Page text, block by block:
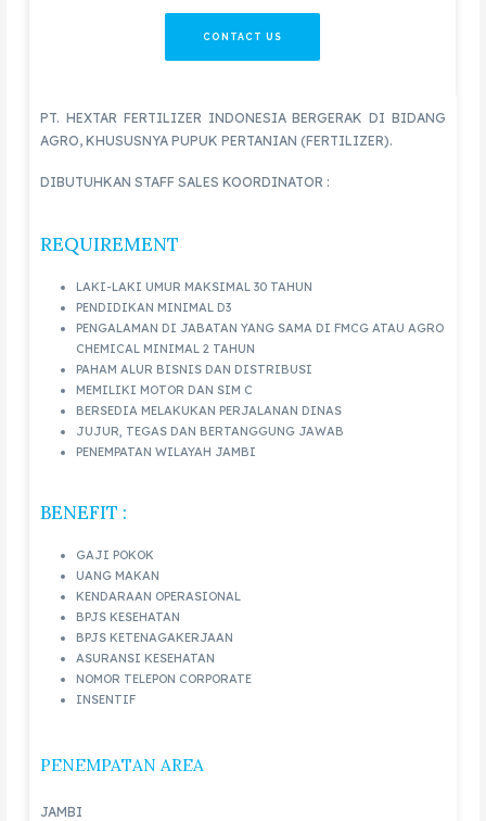
CONTACT US
PT. HEXTAR FERTILIZER INDONESIA BERGERAK DI BIDANG
AGRO, KHUSUSNYA PUPUK PERTANIAN (FERTILIZER).
DIBUTUHKAN STAFF SALES KOORDINATOR :
REQUIREMENT
LAKI-LAKI UMUR MAKSIMAL 30 TAHUN
PENDIDIKAN MINIMAL D3
PENGALAMAN DI JABATAN YANG SAMA DI FMCG ATAU AGRO
CHEMICAL MINIMAL 2 TAHUN
PAHAM ALUR BISNIS DAN DISTRIBUSI
MEMILIKI MOTOR DAN SIM C
BERSEDIA MELAKUKAN PERJALANAN DINAS
JUJUR, TEGAS DAN BERTANGGUNG JAWAB
PENEMPATAN WILAYAH JAMBI
BENEFIT :
GAJI POKOK
UANG MAKAN
KENDARAAN OPERASIONAL
BPJS KESEHATAN
BPJS KETENAGAKERJAAN
ASURANSI KESEHATAN
NOMOR TELEPON CORPORATE
INSENTIF
PENEMPATAN AREA
JAMBI